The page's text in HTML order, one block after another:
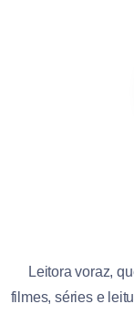
Leitora voraz,
filmes, séries e